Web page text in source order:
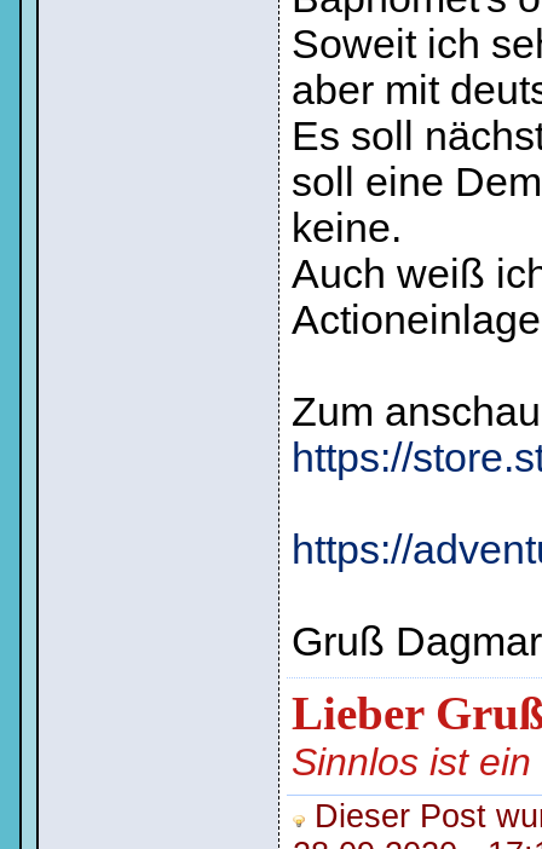
Ich habe mein Passwort
vergessen| Registrieren
Soweit ich
aber mit
Es soll
soll eine
keine.
Auch weiß
Zum
https://
https://
Gruß Dagmar
Lieber
Sinnlos ist
Dieser Post